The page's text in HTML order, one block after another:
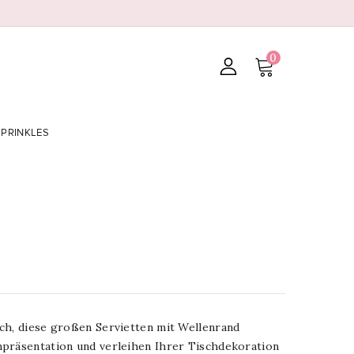
0
diese großen Servietten mit Wellenrand
und verleihen Ihrer Tischdekoration